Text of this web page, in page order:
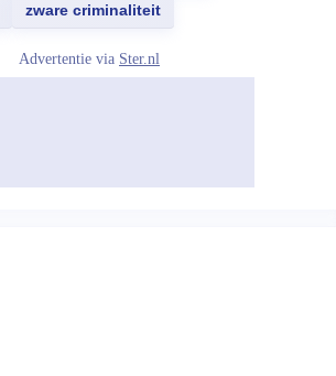
zware criminaliteit
Advertentie via Ster.nl